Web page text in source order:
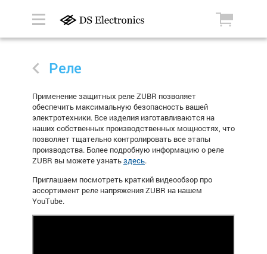
Реле
Применение защитных релеZUBR позволяет
обеспечить максимальную безопасность вашей
электротехники. Все изделия изготавливаются на
наших собственных производственных мощностях, что
позволяет тщательно контролировать все этапы
производства. Более подробную информацию о реле
ZUBR вы можете узнатьздесь.
Приглашаем посмотреть краткий видеообзор про
ассортимент реле напряжения ZUBR на нашем
YouTube.